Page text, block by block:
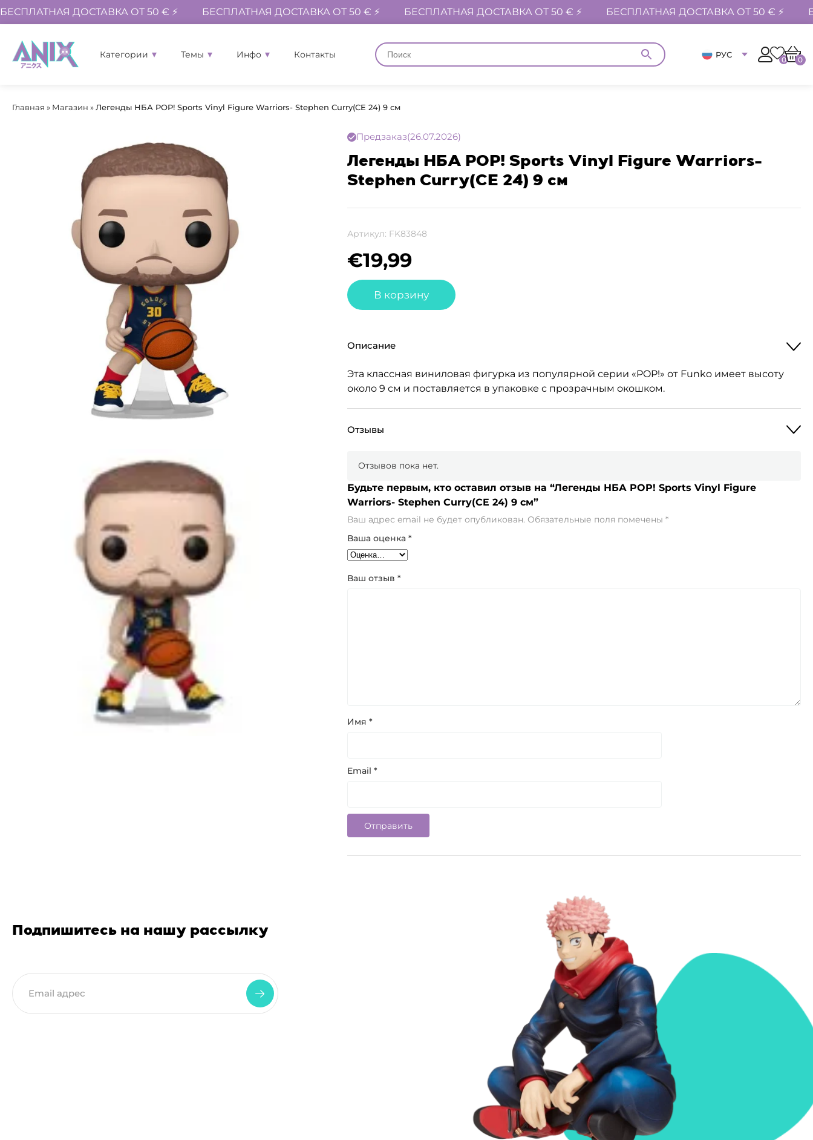
БЕСПЛАТНАЯ ДОСТАВКА ОТ 50 € ⚡ БЕСПЛАТНАЯ ДОСТАВКА ОТ 50 € ⚡ БЕСПЛАТНАЯ ДОСТАВКА ОТ 50 € ⚡ БЕСПЛАТНАЯ ДОСТАВКА ОТ 50 € ⚡
Категории Темы Инфо Контакты РУС
0 0
Главная » Магазин » Легенды НБА POP! Sports Vinyl Figure Warriors- Stephen Curry(CE 24) 9 см
Предзаказ(26.07.2026)
Легенды НБА POP! Sports Vinyl Figure Warriors-
Stephen Curry(CE 24) 9 см
Артикул: FK83848
€19,99
В корзину
Описание
Эта классная виниловая фигурка из популярной серии «POP!» от Funko имеет высоту
около 9 см и поставляется в упаковке с прозрачным окошком.
Отзывы
Отзывов пока нет.
Будьте первым, кто оставил отзыв на “Легенды НБА POP! Sports Vinyl Figure
Warriors- Stephen Curry(CE 24) 9 см”
Ваш адрес email не будет опубликован. Обязательные поля помечены *
Ваша оценка *
Ваш отзыв *
Имя *
Email *
Подпишитесь на нашу рассылку